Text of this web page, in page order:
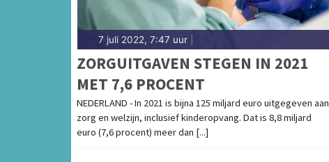
7 juli 2022, 7:47 uur
ZORGUITGAVEN STEGEN IN 2021
MET 7,6 PROCENT
NEDERLAND - In 2021 is bijna 125 miljard euro uitgegeven aan
zorg en welzijn, inclusief kinderopvang. Dat is 8,8 miljard
euro (7,6 procent) meer dan [...]